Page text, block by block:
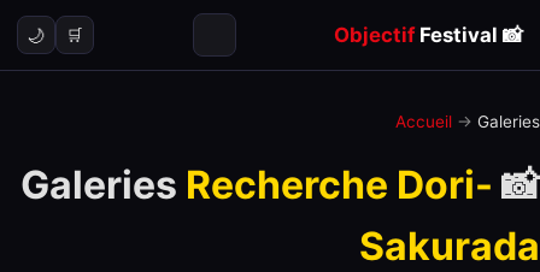
📸
ObjectifFestival
🛒
🌙
Accueil → Galeries
📸 Galeries
Recherche Dori-
Sakurada